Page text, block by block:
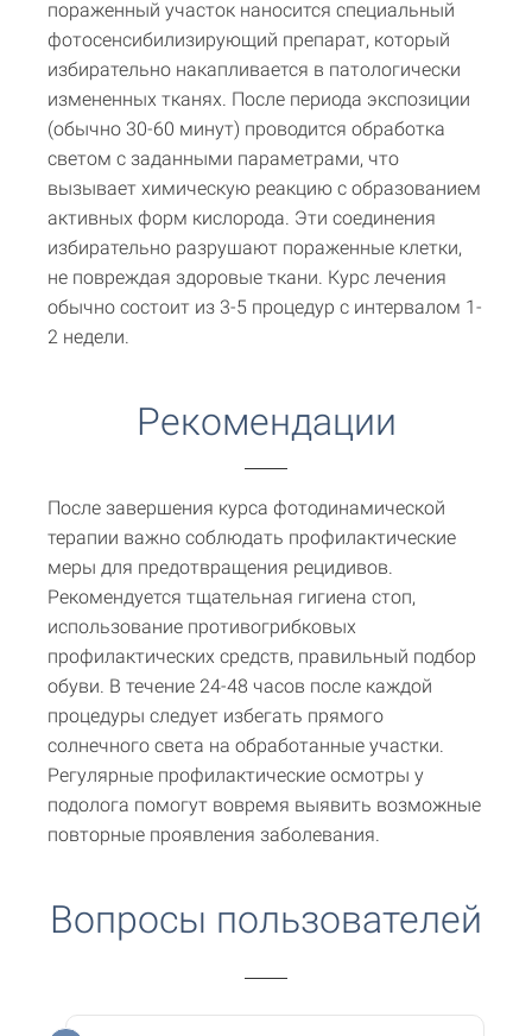
пораженный участок наносится специальный
фотосенсибилизирующий препарат, который
избирательно накапливается в патологически
измененных тканях. После периода экспозиции
(обычно 30-60 минут) проводится обработка
светом с заданными параметрами, что
вызывает химическую реакцию с образованием
активных форм кислорода. Эти соединения
избирательно разрушают пораженные клетки,
не повреждая здоровые ткани. Курс лечения
обычно состоит из 3-5 процедур с интервалом 1-
2 недели.
Рекомендации
После завершения курса фотодинамической
терапии важно соблюдать профилактические
меры для предотвращения рецидивов.
Рекомендуется тщательная гигиена стоп,
использование противогрибковых
профилактических средств, правильный подбор
обуви. В течение 24-48 часов после каждой
процедуры следует избегать прямого
солнечного света на обработанные участки.
Регулярные профилактические осмотры у
подолога помогут вовремя выявить возможные
повторные проявления заболевания.
Вопросы пользователей